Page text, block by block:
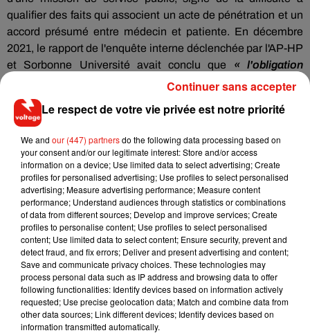
qualifier des faits qui associent un acte de pénétration et un
accord présumé entre médecin et patiente. En décembre
2021, le rapport de l'enquête interne déclenchée par l'AP-HP
et Sorbonne Université avait conclu que « l'obligation
d'information de ces patientes, le soulagement de leur
douleur, le respect de leurs volontés n'(avaient) pas été
respectés ». Ce document ajoutait toutefois que« la
sexuelle alors que certains manquements ont été relevés
dans le recueil du consentement à certains gestes ».
La commission avait estimé en outre que la situation était
« le fruit de dysfonctionnements individuels mais aussi
collectifs et systémiques ». Emile Daraï n'est plus chef de
service à l'hôpital Tenon mais continue d'y exercer. Dans la
foulée de l'affaire Daraï, les sociétés savantes de
gynécologies ont édicté une« charte de la consultation »
qui rappelle notamment que« l'accord oral de la femme est
recueilli avant tout examen clinique » et que l'acte« doit
pouvoir être interrompu dès que la patiente en manifeste la
Le respect de votre vie privée est notre priorité
We and our (447) partnersdo the following data processing based on
your consent and/or our legitimate interest: Store and/or access
information on a device; Use limited data to select advertising; Create
profiles for personalised advertising; Use profiles to select personalised
advertising; Measure advertising performance; Measure content
performance; Understand audiences through statistics or combinations
of data from different sources; Develop and improve services; Create
profiles to personalise content; Use profiles to select personalised
content; Use limited data to select content; Ensure security, prevent and
detect fraud, and fix errors; Deliver and present advertising and content;
Save and communicate privacy choices. These technologies may
process personal data such as IP address and browsing data to offer
following functionalities: Identify devices based on information actively
requested; Use precise geolocation data; Match and combine data from
other data sources; Link different devices; Identify devices based on
information transmitted automatically.
Continuer sans accepter